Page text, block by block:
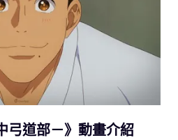
弓道部－》動畫介紹